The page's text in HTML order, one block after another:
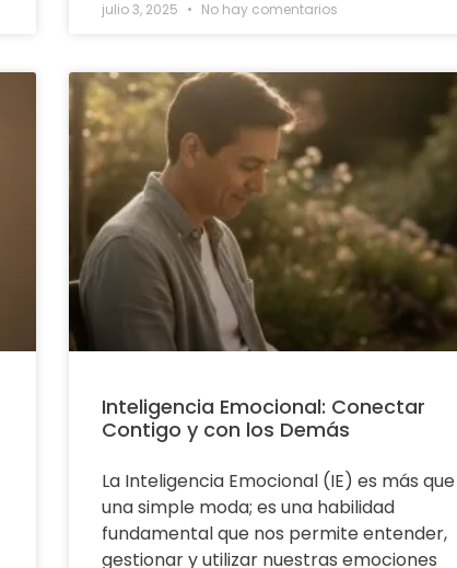
julio 3, 2025 No hay comentarios
Inteligencia Emocional: Conectar
Contigo y con los Demás
La Inteligencia Emocional (IE) es más que
una simple moda; es una habilidad
fundamental que nos permite entender,
gestionar y utilizar nuestras emociones